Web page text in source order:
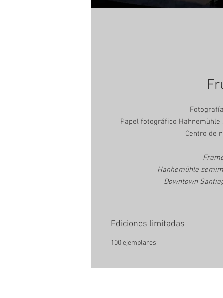
Papel fotográfico
Centro de
Hanhemühle
Downtown
Ediciones limitadas
100 ejemplares